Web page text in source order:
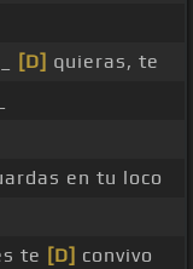
[D] quieras, te
en tu loco
te [D] convivo